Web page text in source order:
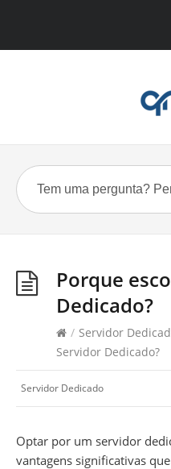
Porque
Dedicado?
/ Servidor
Servidor Dedicado?
Servidor Dedicado
Optar por um servidor
vantagens significativas